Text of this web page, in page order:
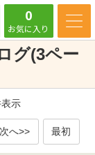
0
お気に入り
グ(3ペー
示
次へ>> 最初